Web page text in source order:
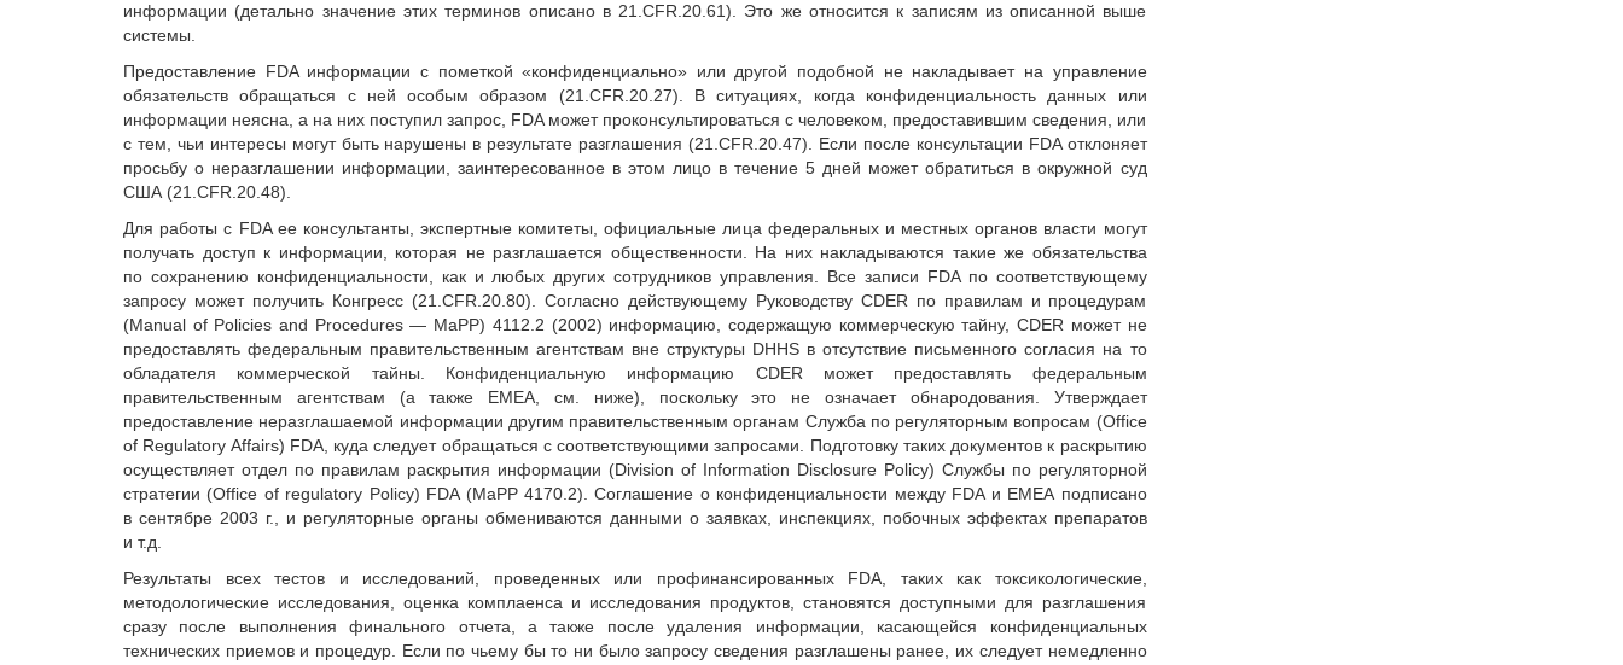
информации (детально значение этих терминов описано в 21.CFR.20.61). Это же относится к записям из описанной выше
системы.
Предоставление FDA информации с пометкой «конфиденциально» или другой подобной не накладывает на управление
обязательств обращаться с ней особым образом (21.CFR.20.27). В ситуациях, когда конфиденциальность данных или
информации неясна, а на них поступил запрос, FDA может проконсультироваться с человеком, предоставившим сведения, или
с тем, чьи интересы могут быть нарушены в результате разглашения (21.CFR.20.47). Если после консультации FDA отклоняет
просьбу о неразглашении информации, заинтересованное в этом лицо в течение 5 дней может обратиться в окружной суд
США (21.CFR.20.48).
Для работы с FDA ее консультанты, экспертные комитеты, официальные лица федеральных и местных органов власти могут
получать доступ к информации, которая не разглашается общественности. На них накладываются такие же обязательства
по сохранению конфиденциальности, как и любых других сотрудников управления. Все записи FDA по соответствующему
запросу может получить Конгресс (21.CFR.20.80). Согласно действующему Руководству CDER по правилам и процедурам
(Manual of Policies and Procedures — MaPP) 4112.2 (2002) информацию, содержащую коммерческую тайну, CDER может не
предоставлять федеральным правительственным агентствам вне структуры DHHS в отсутствие письменного согласия на то
обладателя коммерческой тайны. Конфиденциальную информацию CDER может предоставлять федеральным
правительственным агентствам (а также ЕМЕА, см. ниже), поскольку это не означает обнародования. Утверждает
предоставление неразглашаемой информации другим правительственным органам Служба по регуляторным вопросам (Office
of Regulatory Affairs) FDA, куда следует обращаться с соответствующими запросами. Подготовку таких документов к раскрытию
осуществляет отдел по правилам раскрытия информации (Division of Information Disclosure Policy) Службы по регуляторной
стратегии (Office of regulatory Policy) FDA (MaPP 4170.2). Соглашение о конфиденциальности между FDA и ЕМЕА подписано
в сентябре 2003 г., и регуляторные органы обмениваются данными о заявках, инспекциях, побочных эффектах препаратов
и т.д.
Результаты всех тестов и исследований, проведенных или профинансированных FDA, таких как токсикологические,
методологические исследования, оценка комплаенса и исследования продуктов, становятся доступными для разглашения
сразу после выполнения финального отчета, а также после удаления информации, касающейся конфиденциальных
технических приемов и процедур. Если по чьему бы то ни было запросу сведения разглашены ранее, их следует немедленно